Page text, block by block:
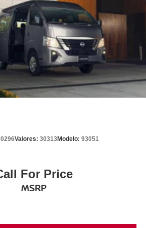
Valores: 30313Modelo: 93051
For Price
MSRP